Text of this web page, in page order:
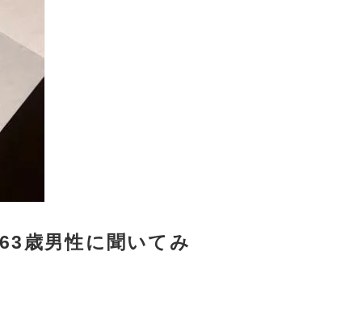
歳男性に聞いてみ